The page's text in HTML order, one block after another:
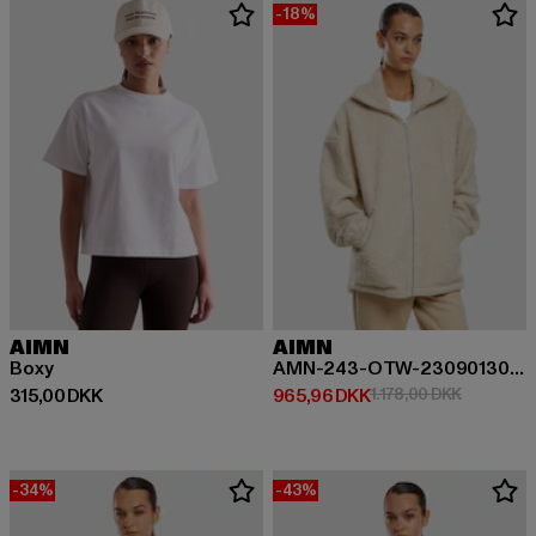
AIMN
Boxy
315,00 DKK
Nuværende pris: 315,00 DKK
-18%
AIMN
AMN-243-OTW-23090130-123 AIMN Pile Jacket
965,96 DKK
Nuværende pris: 965,96 DKK
1.178,00 DKK
-34% -43%